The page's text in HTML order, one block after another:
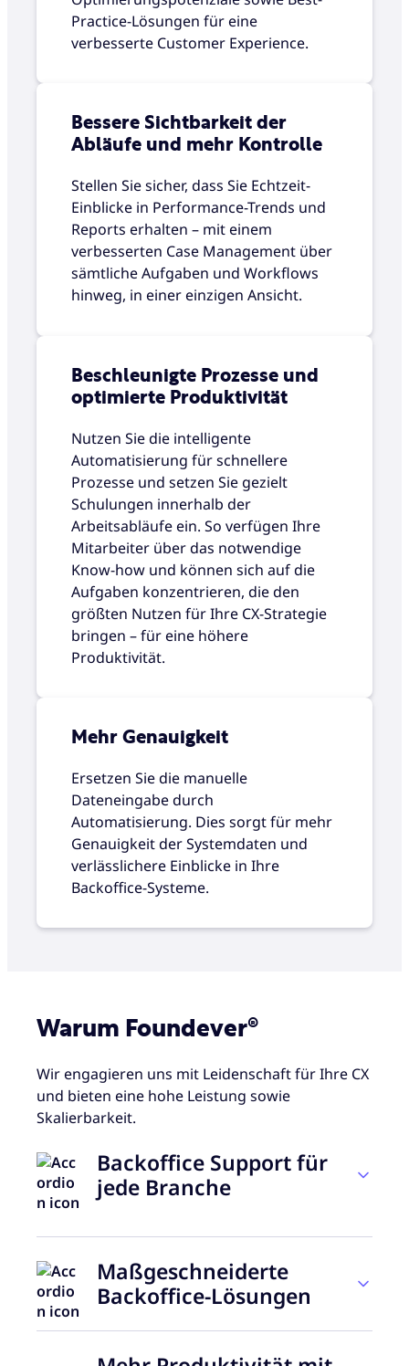
Practice-Lösungen für eine
verbesserte Customer Experience.
Bessere Sichtbarkeit der
Abläufe und mehr Kontrolle
Stellen Sie sicher, dass Sie Echtzeit-
Einblicke in Performance-Trends und
Reports erhalten – mit einem
verbesserten Case Management über
sämtliche Aufgaben und Workflows
hinweg, in einer einzigen Ansicht.
Beschleunigte Prozesse und
optimierte Produktivität
Nutzen Sie die intelligente
Automatisierung für schnellere
Prozesse und setzen Sie gezielt
Schulungen innerhalb der
Arbeitsabläufe ein. So verfügen Ihre
Mitarbeiter über das notwendige
Know-how und können sich auf die
Aufgaben konzentrieren, die den
größten Nutzen für Ihre CX-Strategie
bringen – für eine höhere
Produktivität.
Mehr Genauigkeit
Ersetzen Sie die manuelle
Dateneingabe durch
Automatisierung. Dies sorgt für mehr
Genauigkeit der Systemdaten und
verlässlichere Einblicke in Ihre
Backoffice-Systeme.
Warum Foundever®
Wir engagieren uns mit Leidenschaft für Ihre CX
und bieten eine hohe Leistung sowie
Skalierbarkeit.
Backoffice Support für
jede Branche
Erfahrungen im Backoffice Support für mehr
als 60 global tätige Unternehmen in
verschiedensten Branchen. Dazu zählen unter
anderem Finanzdienstleistungen und
Zahlungsverkehr, Technologie, Konsumgüter
Maßgeschneiderte
Backoffice-Lösungen